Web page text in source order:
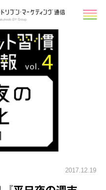
2017.12.19